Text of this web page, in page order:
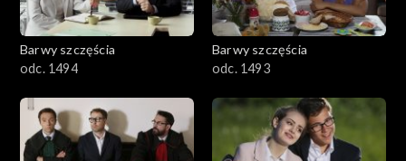
2001–2100
1801–1900
Barwy szczęścia
odc. 1494
Barwy szczęścia
odc. 1493